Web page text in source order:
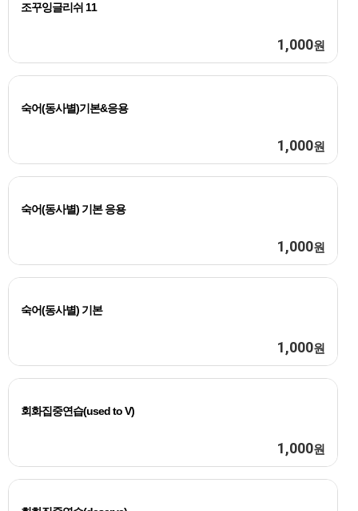
조꾸잉글리쉬 11
1,000원
숙어(동사별)기본&응용
1,000원
숙어(동사별) 기본 응용
1,000원
숙어(동사별) 기본
1,000원
회화집중연습(used to V)
1,000원